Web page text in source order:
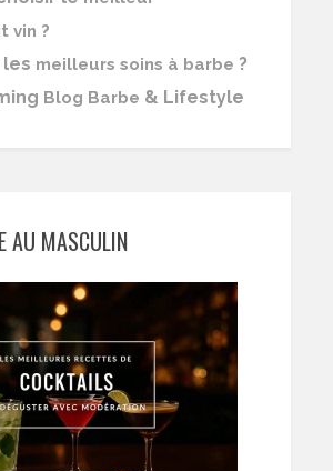
vin ?
les meilleurs soins à barbe ?
Blog Barbe & Lifestyle
AU MASCULIN